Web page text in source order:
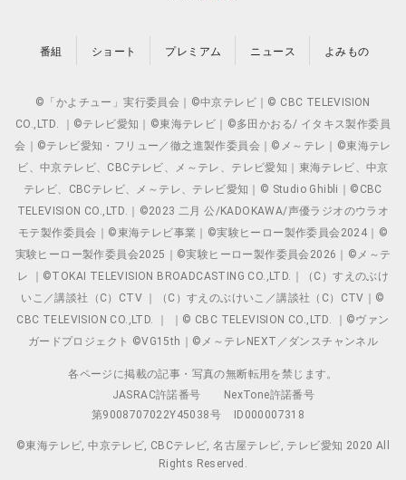
番組 ショート プレミアム ニュース よみもの
©「かよチュー」実行委員会｜©中京テレビ｜© CBC TELEVISION
CO.,LTD. ｜©テレビ愛知｜©東海テレビ｜©多田かおる/ イタキス製作委員
会｜©テレビ愛知・フリュー／徹之進製作委員会｜©メ～テレ｜©東海テレ
ビ、中京テレビ、CBCテレビ、メ～テレ、テレビ愛知｜東海テレビ、中京
テレビ、CBCテレビ、メ～テレ、テレビ愛知｜© Studio Ghibli｜©CBC
TELEVISION CO.,LTD.｜©2023 二月 公/KADOKAWA/声優ラジオのウラオ
モテ製作委員会｜©東海テレビ事業｜©実験ヒーロー製作委員会2024｜©
実験ヒーロー製作委員会2025｜©実験ヒーロー製作委員会2026｜©メ～テ
レ ｜©TOKAI TELEVISION BROADCASTING CO.,LTD.｜（C）すえのぶけ
いこ／講談社（C）CTV ｜（C）すえのぶけいこ／講談社（C）CTV｜©
CBC TELEVISION CO.,LTD. ｜ ｜© CBC TELEVISION CO.,LTD. ｜©ヴァン
ガードプロジェクト ©VG15th｜©メ～テレNEXT／ダンスチャンネル
各ページに掲載の記事・写真の無断転用を禁じます。
JASRAC許諾番号
NexTone許諾番号
第9008707022Y45038号
ID000007318
©東海テレビ, 中京テレビ, CBCテレビ, 名古屋テレビ, テレビ愛知 2020 All
Rights Reserved.